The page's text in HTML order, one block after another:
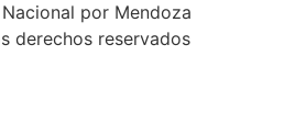
por Mendoza
derechos reservados